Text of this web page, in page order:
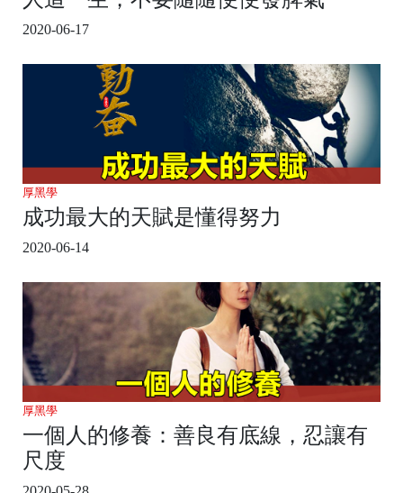
2020-06-17
厚黑學
成功最大的天賦是懂得努力
2020-06-14
厚黑學
一個人的修養：善良有底線，忍讓有
尺度